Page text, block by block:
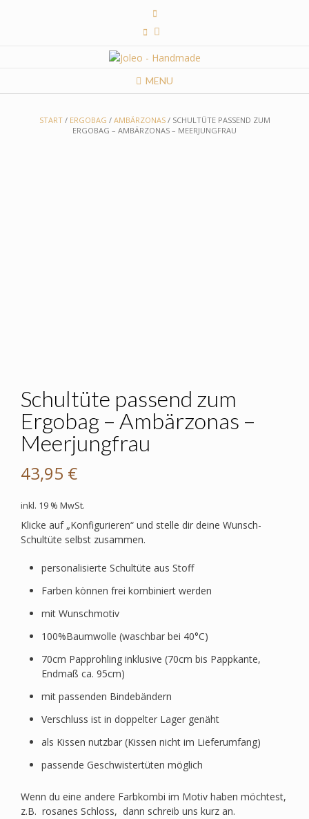
MENU
START/ ERGOBAG / AMBÄRZONAS/ SCHULTÜTE PASSEND ZUM
ERGOBAG – AMBÄRZONAS – MEERJUNGFRAU
Schultüte passend zum
Ergobag – Ambärzonas –
Meerjungfrau
43,95 €
inkl. 19 % MwSt.
Klicke auf „Konfigurieren“ und stelle dir deine Wunsch-
Schultüte selbst zusammen.
personalisierte Schultüte aus Stoff
Farben können frei kombiniert werden
mit Wunschmotiv
100%Baumwolle (waschbar bei 40°C)
70cm Papprohling inklusive (70cm bis Pappkante,
Endmaß ca. 95cm)
mit passenden Bindebändern
Verschluss ist in doppelter Lager genäht
als Kissen nutzbar (Kissen nicht im Lieferumfang)
passende Geschwistertüten möglich
Wenn du eine andere Farbkombi im Motiv haben möchtest,
z.B. rosanes Schloss, dann schreib uns kurz an.